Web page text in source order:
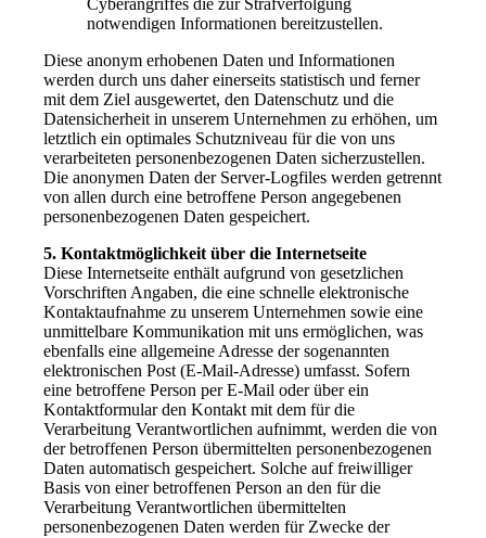
Cyberangriffes die zur Strafverfolgung
notwendigen Informationen bereitzustellen.
Diese anonym erhobenen Daten und Informationen
werden durch uns daher einerseits statistisch und ferner
mit dem Ziel ausgewertet, den Datenschutz und die
Datensicherheit in unserem Unternehmen zu erhöhen, um
letztlich ein optimales Schutzniveau für die von uns
verarbeiteten personenbezogenen Daten sicherzustellen.
Die anonymen Daten der Server-Logfiles werden getrennt
von allen durch eine betroffene Person angegebenen
personenbezogenen Daten gespeichert.
5. Kontaktmöglichkeit über die Internetseite
Diese Internetseite enthält aufgrund von gesetzlichen
Vorschriften Angaben, die eine schnelle elektronische
Kontaktaufnahme zu unserem Unternehmen sowie eine
unmittelbare Kommunikation mit uns ermöglichen, was
ebenfalls eine allgemeine Adresse der sogenannten
elektronischen Post (E-Mail-Adresse) umfasst. Sofern
eine betroffene Person per E-Mail oder über ein
Kontaktformular den Kontakt mit dem für die
Verarbeitung Verantwortlichen aufnimmt, werden die von
der betroffenen Person übermittelten personenbezogenen
Daten automatisch gespeichert. Solche auf freiwilliger
Basis von einer betroffenen Person an den für die
Verarbeitung Verantwortlichen übermittelten
personenbezogenen Daten werden für Zwecke der